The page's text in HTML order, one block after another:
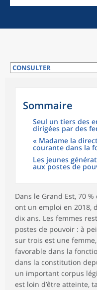
Sommaire
Seul un tiers des
dirigées par des
« Madame la
courante dans la
Les jeunes
aux postes de
Dans le Grand Est, 70
ont un emploi en 2018,
dix ans. Les femmes
postes de pouvoir : à
sur trois est une
favorable dans la
dans la constitution
un important corpus
est loin d’être atteinte,